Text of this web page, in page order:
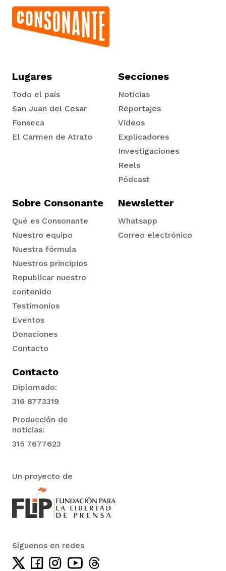
Lugares
Todo el país
San Juan del Cesar
Fonseca
El Carmen de Atrato
Secciones
Noticias
Reportajes
Videos
Explicadores
Investigaciones
Reels
Pódcast
Sobre Consonante
Qué es Consonante
Nuestro equipo
Nuestra fórmula
Nuestros principios
Republicar nuestro
contenido
Testimonios
Eventos
Donaciones
Contacto
Newsletter
Whatsapp
Correo electrónico
Contacto
Diplomado:
316 8773319
Producción de
noticias:
315 7677623
Un proyecto de
Síguenos en redes